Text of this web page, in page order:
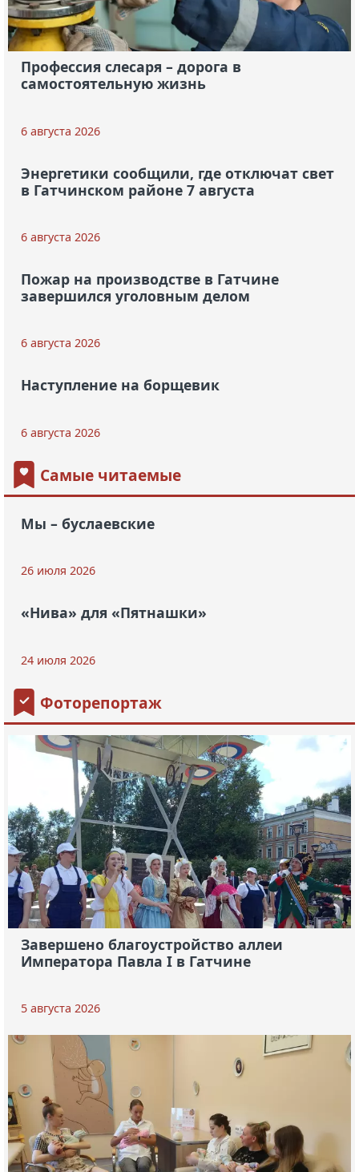
Профессия слесаря – дорога в
самостоятельную жизнь
6 августа 2026
Энергетики сообщили, где отключат свет
в Гатчинском районе 7 августа
6 августа 2026
Пожар на производстве в Гатчине
завершился уголовным делом
6 августа 2026
Наступление на борщевик
6 августа 2026
Самые читаемые
Мы – буслаевские
26 июля 2026
«Нива» для «Пятнашки»
24 июля 2026
Фоторепортаж
Завершено благоустройство аллеи
Императора Павла I в Гатчине
5 августа 2026